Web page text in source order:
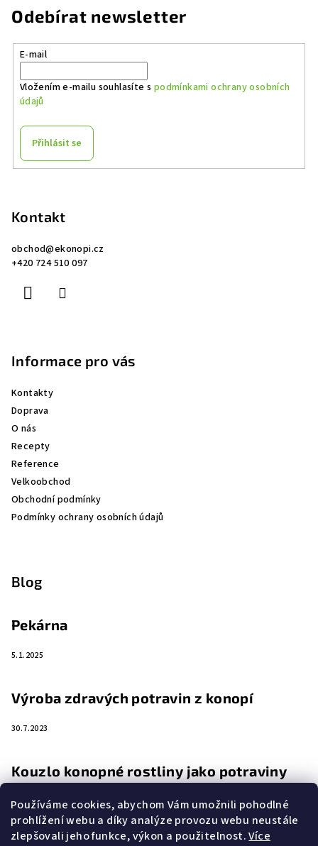
Používáme cookies, abychom Vám umožnili pohodlné
prohlížení webu a díky analýze provozu webu neustále
zlepšovali jeho funkce, výkon a použitelnost.Více
á
d
a
p
v
Odebírat newsletter
E-mail
Vložením e-mailu souhlasíte s podmínkami ochrany osobních
údajů
Přihlásit se
Kontakt
obchod@ekonopi.cz
+420 724 510 097
Informace pro vás
Kontakty
Doprava
O nás
Recepty
Reference
Velkoobchod
Obchodní podmínky
Podmínky ochrany osobních údajů
Blog
Pekárna
5.1.2025
Výroba zdravých potravin z konopí
30.7.2023
Kouzlo konopné rostliny jako potraviny
4.4.2023